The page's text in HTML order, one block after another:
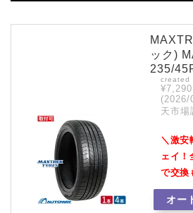
ック)
235/
created
¥7,290
(2026/
天市場
＼激安
ェイ！
で交換
オー